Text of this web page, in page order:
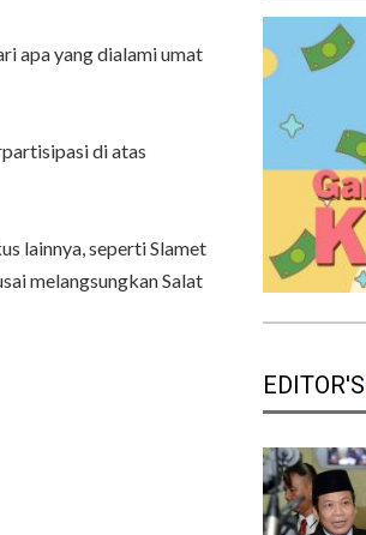
apa yang dialami umat
di atas
lainnya, seperti Slamet
melangsungkan Salat
EDITOR'S